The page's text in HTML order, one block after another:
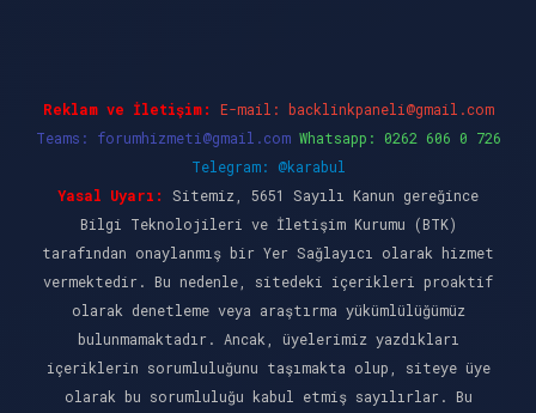
Reklam ve İletişim: E-mail: backlinkpaneli@gmail.com
Teams: forumhizmeti@gmail.com Whatsapp: 0262 606 0 726
Telegram: @karabul
Yasal Uyarı:
Sitemiz, 5651 Sayılı Kanun gereğince
Bilgi Teknolojileri ve İletişim Kurumu (BTK)
tarafından onaylanmış bir Yer Sağlayıcı olarak hizmet
vermektedir. Bu nedenle, sitedeki içerikleri proaktif
olarak denetleme veya araştırma yükümlülüğümüz
bulunmamaktadır. Ancak, üyelerimiz yazdıkları
içeriklerin sorumluluğunu taşımakta olup, siteye üye
olarak bu sorumluluğu kabul etmiş sayılırlar. Bu